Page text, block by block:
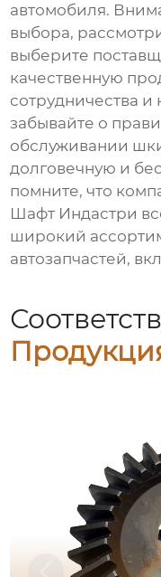
автомобиля.
выбора,
выберите
качественную
сотрудничества
забывайте о
обслуживании
долговечную и
помните, что
Шафт Индастри
широкий
автозапчастей,